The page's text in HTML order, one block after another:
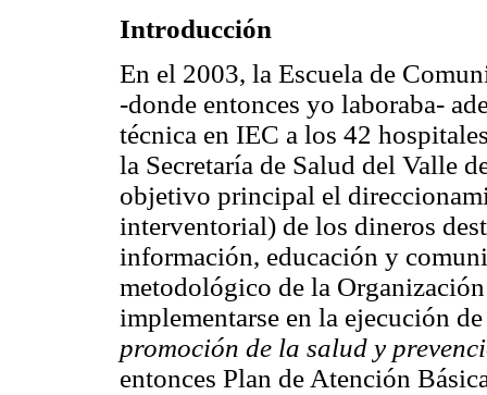
Introducción
En el 2003, la Escuela de
-donde entonces yo laboraba-
técnica en IEC a los 42
la Secretaría de Salud del Valle
objetivo principal el
interventorial) de los dineros
información, educación y
metodológico de la
implementarse en la ejecución
promoción de la salud y
entonces Plan de Atención